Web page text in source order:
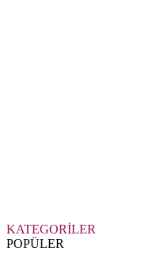
KATEGORİLER
POPÜLER